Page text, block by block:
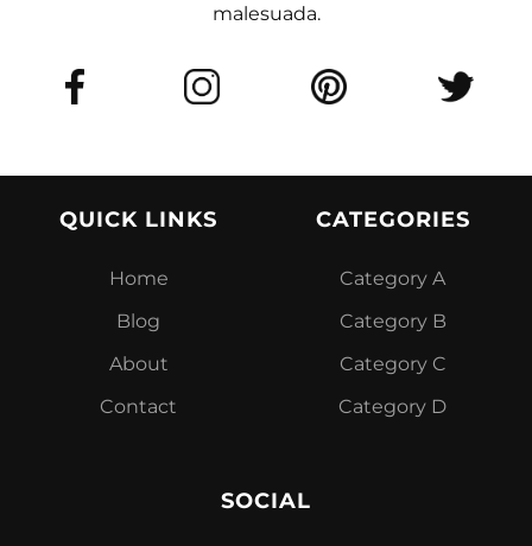
malesuada.
QUICK LINKS
Home
Blog
About
Contact
CATEGORIES
Category A
Category B
Category C
Category D
SOCIAL